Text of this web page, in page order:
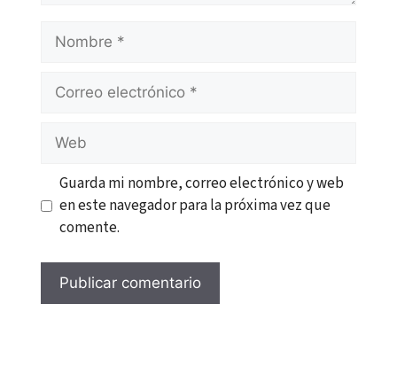
Nombre
Correo
electrónico
Web
Guarda mi nombre, correo electrónico y web
en este navegador para la próxima vez que
comente.